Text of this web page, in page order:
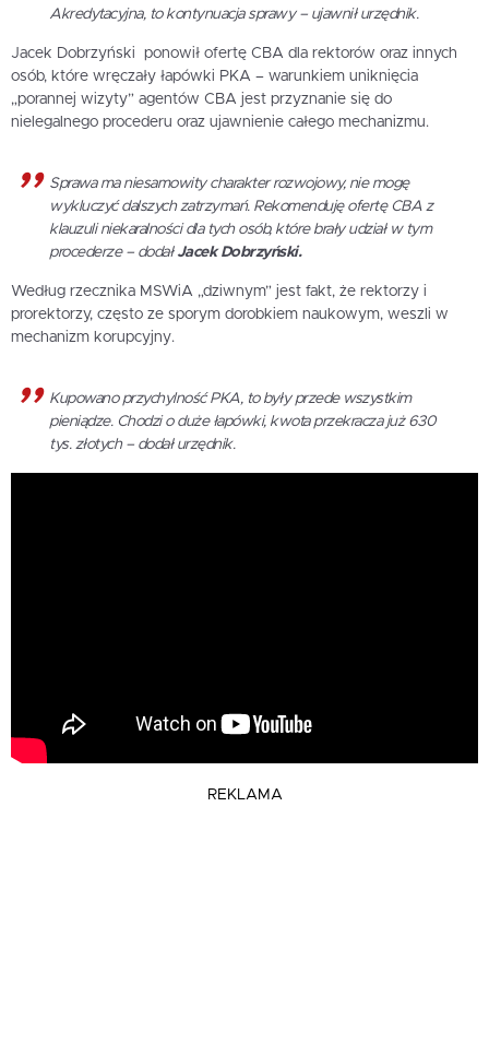
Akredytacyjna, to kontynuacja sprawy – ujawnił urzędnik.
Jacek Dobrzyński ponowił ofertę CBA dla rektorów oraz innych
osób, które wręczały łapówki PKA – warunkiem uniknięcia
„porannej wizyty” agentów CBA jest przyznanie się do
nielegalnego procederu oraz ujawnienie całego mechanizmu.
Sprawa ma niesamowity charakter rozwojowy, nie mogę
wykluczyć dalszych zatrzymań. Rekomenduję ofertę CBA z
klauzuli niekaralności dla tych osób, które brały udział w tym
procederze – dodał Jacek Dobrzyński.
Według rzecznika MSWiA „dziwnym” jest fakt, że rektorzy i
prorektorzy, często ze sporym dorobkiem naukowym, weszli w
mechanizm korupcyjny.
Kupowano przychylność PKA, to były przede wszystkim
pieniądze. Chodzi o duże łapówki, kwota przekracza już 630
tys. złotych – dodał urzędnik.
REKLAMA